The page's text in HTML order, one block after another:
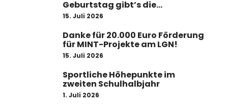
Geburtstag gibt’s die
Komplettsanierung
15. Juli 2026
Danke für 20.000 Euro Förderung
für MINT-Projekte am LGN!
15. Juli 2026
Sportliche Höhepunkte im
zweiten Schulhalbjahr
1. Juli 2026